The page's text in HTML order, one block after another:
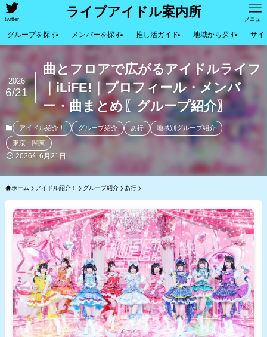
ライブアイドル案内所
twitter メニュー
グループを探す メンバーを探す 推し活ガイド 地域から探す サイ
曲とフロアで広がるアイドルライフ
｜iLiFE!｜プロフィール・メンバ
ー・曲まとめ〖グループ紹介〗
2026
6/21
アイドル紹介！ グループ紹介 あ行 地域別グループ紹介
東京・関東
2026年6月21日
ホーム アイドル紹介！ グループ紹介 あ行